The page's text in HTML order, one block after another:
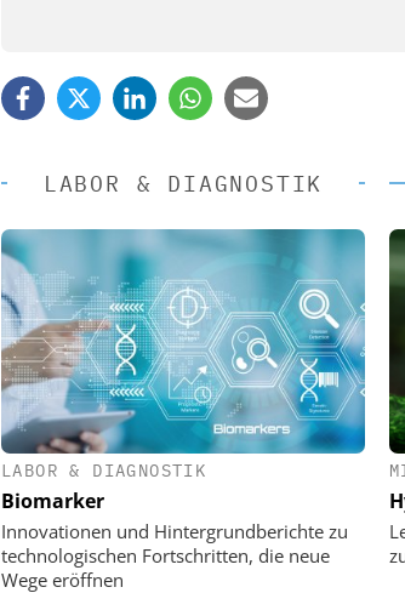
LABOR & DIAGNOSTIK
LABOR & DIAGNOSTIK
Biomarker
Innovationen und Hintergrundberichte zu
technologischen Fortschritten, die neue
Wege eröffnen
EASY SOFTWARE AG
Personalmanagement: Von
Ordnung zur KI-fähigen Steuerung